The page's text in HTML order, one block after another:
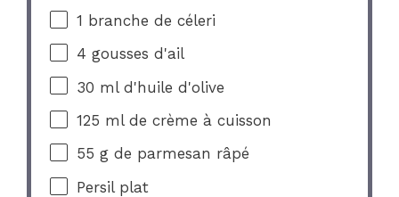
1 branche de céleri
4 gousses d'ail
30 ml d'huile d'olive
125 ml de crème à cuisson
55 g de parmesan râpé
Persil plat